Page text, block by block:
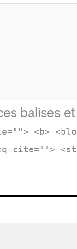
balises
<b>
cite="">